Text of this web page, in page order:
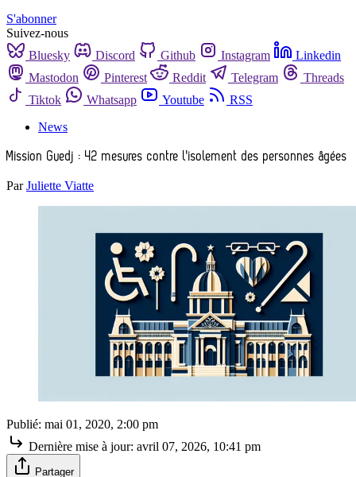
S'abonner
Suivez-nous
Bluesky
Discord Github Instagram
Linkedin
Mastodon
Pinterest Reddit Telegram
Threads
Tiktok
Whatsapp Youtube
RSS
News
Mission Guedj : 42 mesures contre l'isolement des personnes âgées
Par Juliette Viatte
Publié: mai 01, 2020, 2:00 pm
Dernière mise à jour: avril 07, 2026, 10:41 pm
Partager